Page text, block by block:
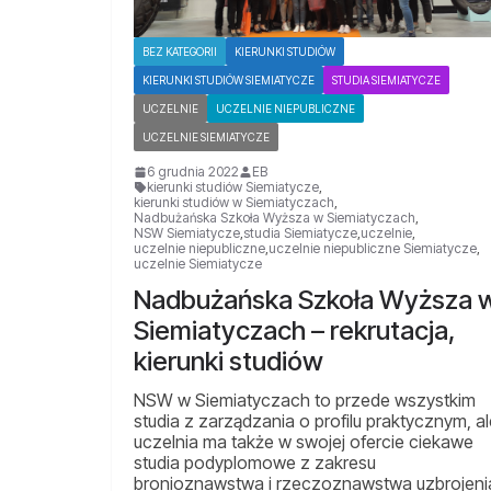
BEZ KATEGORII KIERUNKI STUDIÓW
KIERUNKI STUDIÓW SIEMIATYCZE STUDIA SIEMIATYCZE
UCZELNIE UCZELNIE NIEPUBLICZNE
UCZELNIE SIEMIATYCZE
6 grudnia 2022
EB
kierunki studiów Siemiatycze,
kierunki studiów w Siemiatyczach,
Nadbużańska Szkoła Wyższa w Siemiatyczach,
NSW Siemiatycze,studia Siemiatycze,uczelnie,
uczelnie niepubliczne,uczelnie niepubliczne Siemiatycze,
uczelnie Siemiatycze
Nadbużańska Szkoła Wyższa
Siemiatyczach – rekrutacja,
kierunki studiów
NSW w Siemiatyczach to przede wszystkim
studia z zarządzania o profilu praktycznym,
uczelnia ma także w swojej ofercie ciekawe
studia podyplomowe z zakresu
bronioznawstwa i rzeczoznawstwa